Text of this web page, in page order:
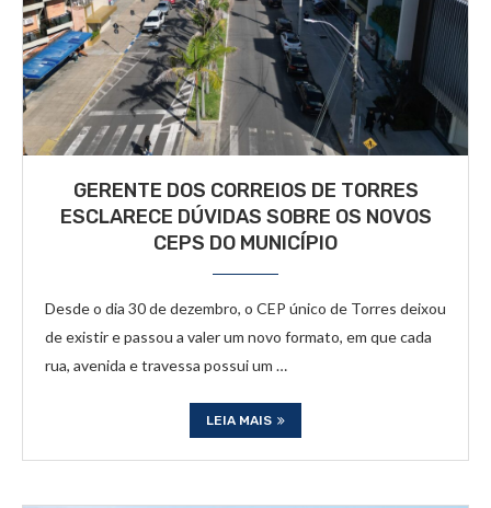
GERENTE DOS CORREIOS DE TORRES
ESCLARECE DÚVIDAS SOBRE OS NOVOS
CEPS DO MUNICÍPIO
Desde o dia 30 de dezembro, o CEP único de Torres deixou
de existir e passou a valer um novo formato, em que cada
rua, avenida e travessa possui um …
LEIA MAIS